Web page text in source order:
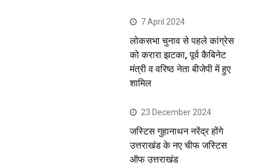
7 April 2024
लोकसभा चुनाव से पहले कांग्रेस
को करारा झटका, पूर्व कैबिनेट
मंत्री व वरिष्ठ नेता बीजेपी में हुए
शामिल
23 December 2024
जस्टिस गुहानाथन नरेंद्र होंगे
उत्तराखंड के नए चीफ जस्टिस
ऑफ उत्तराखंड